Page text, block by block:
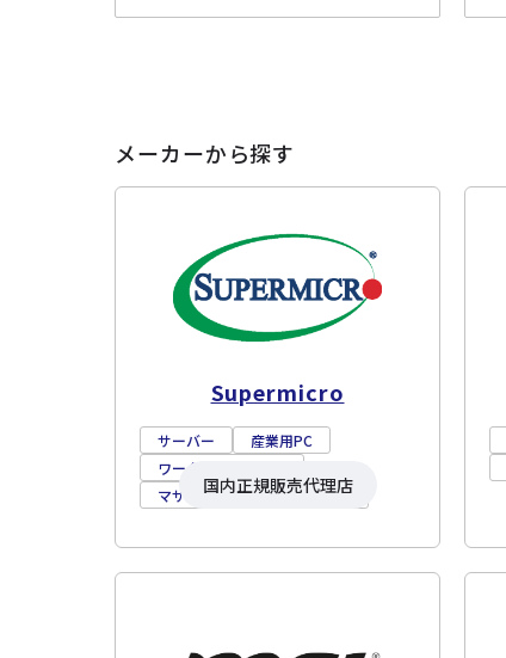
メーカーから探す
Supermicro
サーバー
産業用PC
ワークステーション
マザーボード
ストレージ
国内正規販売代理店